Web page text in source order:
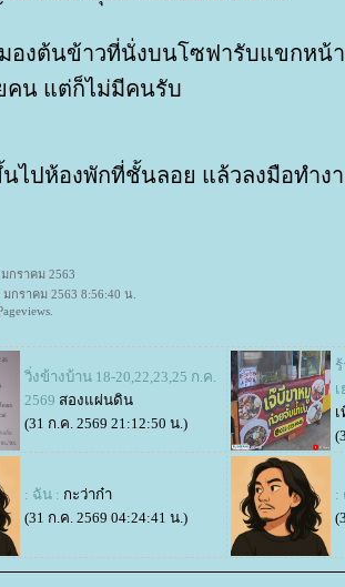
องต้นข้าวที่นั่งบนโซฟารับแขกหน้า
คน แต่ก็ไม่มีคนรับ
นไปห้องพักที่ชั้นลอย แล้วลงมือทำง
มกราคม 2563
มกราคม 2563 8:56:40 น.
วิ่งข้างบ้าน 18-20,22,23,25 ก.ค.
2569 สองแผ่นดิน
(31 ก.ค. 2569 21:12:50 น.)
: ฉัน : กะว่าก๋า
(31 ก.ค. 2569 04:24:41 น.)
: